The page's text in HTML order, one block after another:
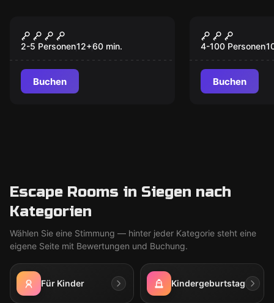
Abenteuer Atlantis
2-5 Personen12+60 min.
Buchen
Der
4-100 Personen
Buchen
Escape Rooms in Siegen nach
Kategorien
Wählen Sie eine Stimmung — hinter jeder Kategorie steht eine
eigene Seite mit Bewertungen und Buchung.
Für Kinder Kindergeburtstag